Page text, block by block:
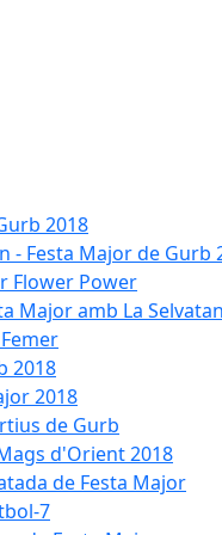
2018
- Festa Major de Gurb
Flower Power
Major amb La
2018
2018
de Gurb
d'Orient 2018
de Festa Major
7